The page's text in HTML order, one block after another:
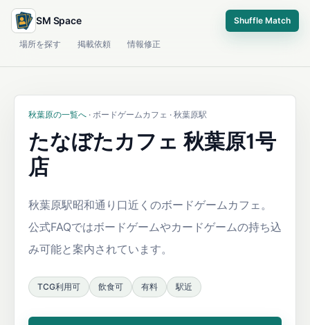
SM Space Shuffle Match
場所を探す 掲載依頼 情報修正
秋葉原の一覧へ · ボードゲームカフェ · 秋葉原駅
たなぼたカフェ 秋葉原1号
店
秋葉原駅昭和通り口近くのボードゲームカフェ。
公式FAQではボードゲームやカードゲームの持ち込
み可能と案内されています。
TCG利用可 飲食可 有料 駅近